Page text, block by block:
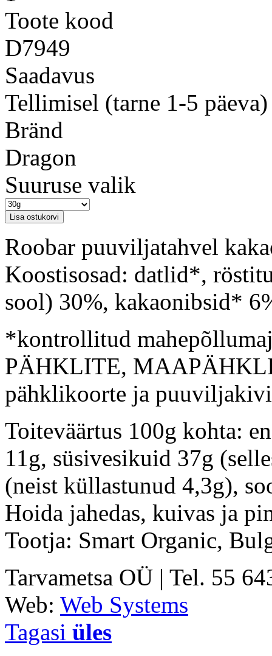
Toote kood
D7949
Saadavus
Tellimisel (tarne 1-5 päeva)
Bränd
Dragon
Suuruse valik
Roobar puuviljatahvel
Koostisosad: datlid*,
sool) 30%, kakaonibsid*
*kontrollitud
PÄHKLITE,
pähklikoorte ja
Toiteväärtus 100g kohta:
11g, süsivesikuid 37g
(neist küllastunud 4,3g),
Hoida jahedas, kuivas ja
Tootja: Smart Organic,
Tarvametsa OÜ | Tel. 55
Web: Web Systems
Tagasi üles